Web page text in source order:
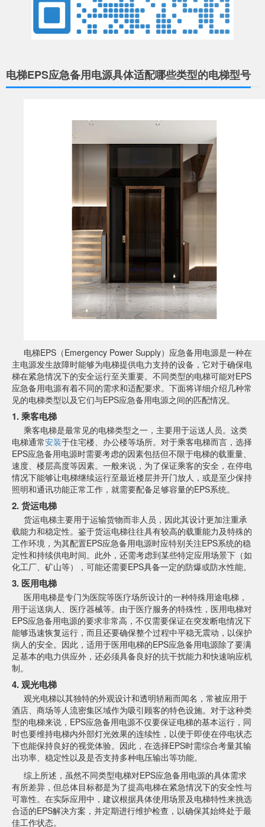
电梯EPS应急备用电源具体适配哪些类型的电梯型号
电梯EPS（Emergency Power Supply）应急备用电源是一种在
主电源发生故障时能够为电梯提供电力支持的设备，它对于确保电
梯在紧急情况下的安全运行至关重要。不同类型的电梯可能对EPS
应急备用电源有着不同的需求和适配要求。下面将详细介绍几种常
见的电梯类型以及它们与EPS应急备用电源之间的匹配情况。
1. 乘客电梯
乘客电梯是最常见的电梯类型之一，主要用于运送人员。这类
电梯通常安装于住宅楼、办公楼等场所。对于乘客电梯而言，选择
EPS应急备用电源时需要考虑的因素包括但不限于电梯的载重量、
速度、楼层高度等因素。一般来说，为了保证乘客的安全，在停电
情况下能够让电梯继续运行至最近楼层并开门放人，或是至少保持
照明和通讯功能正常工作，就需要配备足够容量的EPS系统。
2. 货运电梯
货运电梯主要用于运输货物而非人员，因此其设计更加注重承
载能力和稳定性。鉴于货运电梯往往具有较高的载重能力及特殊的
工作环境，为其配置EPS应急备用电源时应特别关注EPS系统的稳
定性和持续供电时间。此外，还需考虑到某些特定应用场景下（如
化工厂、矿山等），可能还需要EPS具备一定的防爆或防水性能。
3. 医用电梯
医用电梯是专门为医院等医疗场所设计的一种特殊用途电梯，
用于运送病人、医疗器械等。由于医疗服务的特殊性，医用电梯对
EPS应急备用电源的要求非常高，不仅需要保证在突发断电情况下
能够迅速恢复运行，而且还要确保整个过程中平稳无震动，以保护
病人的安全。因此，适用于医用电梯的EPS应急备用电源除了要满
足基本的电力供应外，还必须具备良好的抗干扰能力和快速响应机
制。
4. 观光电梯
观光电梯以其独特的外观设计和透明轿厢而闻名，常被应用于
酒店、商场等人流密集区域作为吸引顾客的特色设施。对于这种类
型的电梯来说，EPS应急备用电源不仅要保证电梯的基本运行，同
时也要维持电梯内外部灯光效果的连续性，以便于即使在停电状态
下也能保持良好的视觉体验。因此，在选择EPS时需综合考量其输
出功率、稳定性以及是否支持多种电压输出等功能。
综上所述，虽然不同类型电梯对EPS应急备用电源的具体需求
有所差异，但总体目标都是为了提高电梯在紧急情况下的安全性与
可靠性。在实际应用中，建议根据具体使用场景及电梯特性来挑选
合适的EPS解决方案，并定期进行维护检查，以确保其始终处于最
佳工作状态。